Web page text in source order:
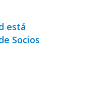
está
Socios